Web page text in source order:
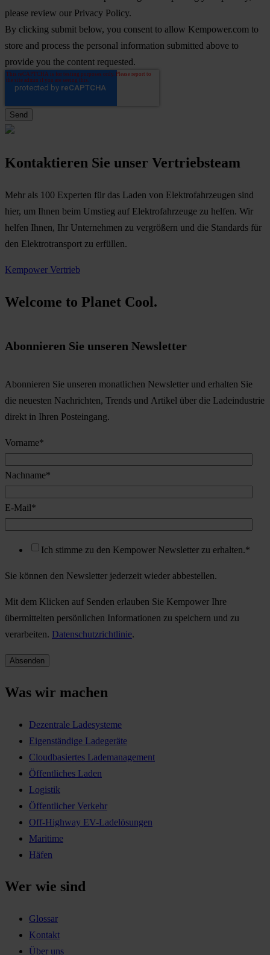
please review our Privacy Policy.
By clicking submit below, you consent to allow Kempower.com to
store and process the personal information submitted above to
provide you the content requested.
Kontaktieren Sie unser Vertriebsteam
Mehr als 100 Experten für das Laden von Elektrofahrzeugen sind
hier, um Ihnen beim Umstieg auf Elektrofahrzeuge zu helfen. Wir
helfen Ihnen, Ihr Unternehmen zu vergrößern und die Standards für
den Elektrotransport zu erfüllen.
Kempower Vertrieb
Welcome to Planet Cool.
Abonnieren Sie unseren Newsletter
Abonnieren Sie unseren monatlichen Newsletter und erhalten Sie
die neuesten Nachrichten, Trends und Artikel über die Ladeindustrie
direkt in Ihren Posteingang.
Vorname*
Nachname*
E-Mail*
Ich stimme zu den Kempower Newsletter zu erhalten.*
Sie können den Newsletter jederzeit wieder abbestellen.
Mit dem Klicken auf Senden erlauben Sie Kempower Ihre
übermittelten persönlichen Informationen zu speichern und zu
verarbeiten. Datenschutzrichtlinie.
Was wir machen
Dezentrale Ladesysteme
Eigenständige Ladegeräte
Cloudbasiertes Lademanagement
Öffentliches Laden
Logistik
Öffentlicher Verkehr
Off-Highway EV-Ladelösungen
Maritime
Häfen
Wer wie sind
Glossar
Kontakt
Über uns